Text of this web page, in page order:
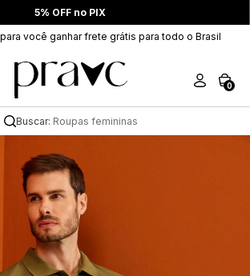
5% OFF no PIX
você ganhar frete grátis para todo o Brasil
0
Buscar: Roupas femininas